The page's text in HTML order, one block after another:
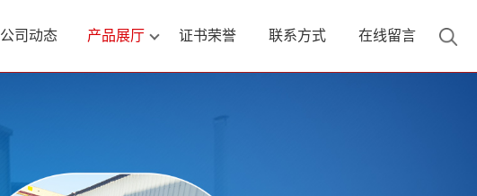
公司动态 产品展厅 证书荣誉 联系方式 在线留言